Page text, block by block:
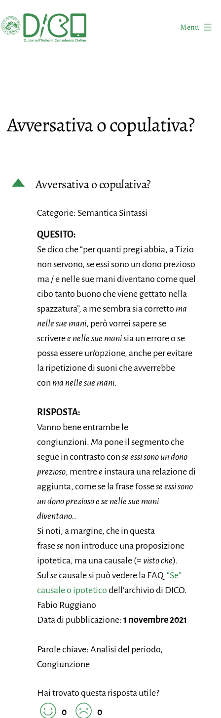
al
contenuto
Online
Menu
Avversativa o copulativa?
D Avversativa o copulativa?
Categorie: Semantica Sintassi
QUESITO:
Se dico che “per quanti pregi abbia, a Tizio
non servono, se essi sono un dono prezioso
ma / e nelle sue mani diventano come quel
cibo tanto buono che viene gettato nella
spazzatura”, a me sembra sia corretto ma
nelle sue mani, però vorrei sapere se
scriveree nelle sue manisia un errore o se
possa essere un’opzione, anche per evitare
la ripetizione di suoni che avverrebbe
con ma nelle sue mani.
RISPOSTA:
Vanno bene entrambe le
congiunzioni. Ma pone il segmento che
segue in contrasto con se essi sono un dono
prezioso, mentree instaura una relazione di
aggiunta, come se la frase fossese essi sono
un dono prezioso e se nelle sue mani
diventano…
Si noti, a margine, che in questa
frasese non introduce una proposizione
ipotetica, ma una causale (= visto che).
Sul se causale si può vedere la FAQ “Se”
causale o ipotetico dell’archivio di DICO.
Fabio Ruggiano
Data di pubblicazione: 1 novembre 2021
Parole chiave: Analisi del periodo,
Congiunzione
Hai trovato questa risposta utile?
0
0